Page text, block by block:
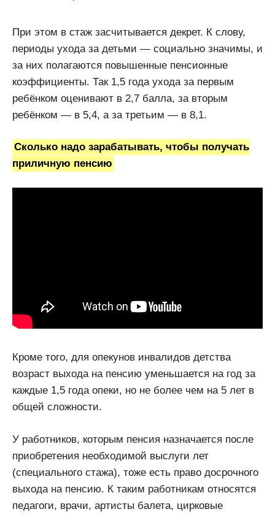
При этом в стаж засчитывается декрет. К слову,
периоды ухода за детьми — социально значимы, и
за них полагаются повышенные пенсионные
коэффициенты. Так 1,5 года ухода за первым
ребёнком оценивают в 2,7 балла, за вторым
ребёнком — в 5,4, а за третьим — в 8,1.
Сколько надо зарабатывать, чтобы получать
приличную пенсию
Кроме того, для опекунов инвалидов детства
возраст выхода на пенсию уменьшается на год за
каждые 1,5 года опеки, но не более чем на 5 лет в
общей сложности.
У работников, которым пенсия назначается после
приобретения необходимой выслуги лет
(специального стажа), тоже есть право досрочного
выхода на пенсию. К таким работникам относятся
педагоги, врачи, артисты балета, цирковые